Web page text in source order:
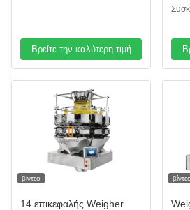
Βρείτε την καλύτερη τιμή
βίντεο
14 επικεφαλής Weigher
βίντεο